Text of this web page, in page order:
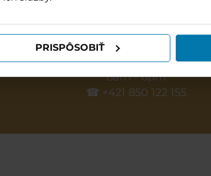
PRISPÔSOBIŤ
GOPASS infoline
8am - 6pm
☎ +421 850 122 155